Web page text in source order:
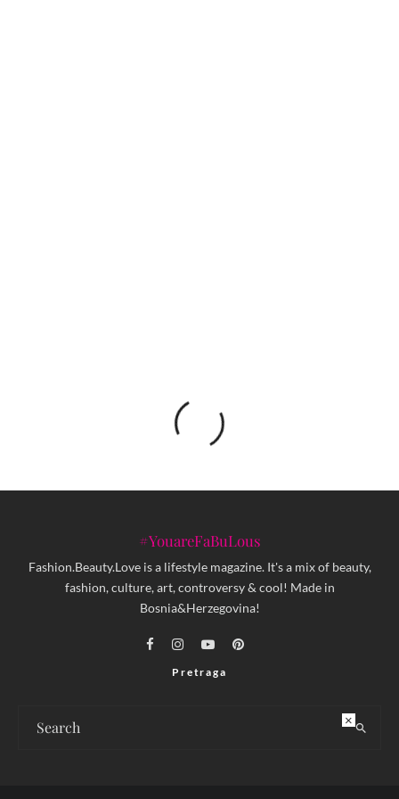
#YouareFaBuLous
Fashion.Beauty.Love is a lifestyle magazine. It's a mix of beauty,
fashion, culture, art, controversy & cool! Made in
Bosnia&Herzegovina!
Pretraga
×